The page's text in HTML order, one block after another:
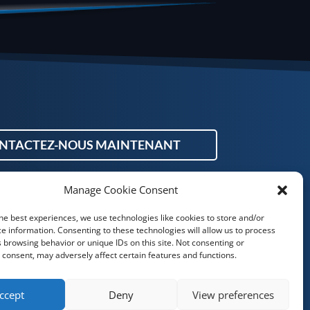
Manage Cookie Consent
best experiences, we use technologies like cookies to store and/or
information. Consenting to these technologies will allow us to process
browsing behavior or unique IDs on this site. Not consenting or
may adversely affect certain features and functions.
Deny View preferences
NOUS MAINTENANT